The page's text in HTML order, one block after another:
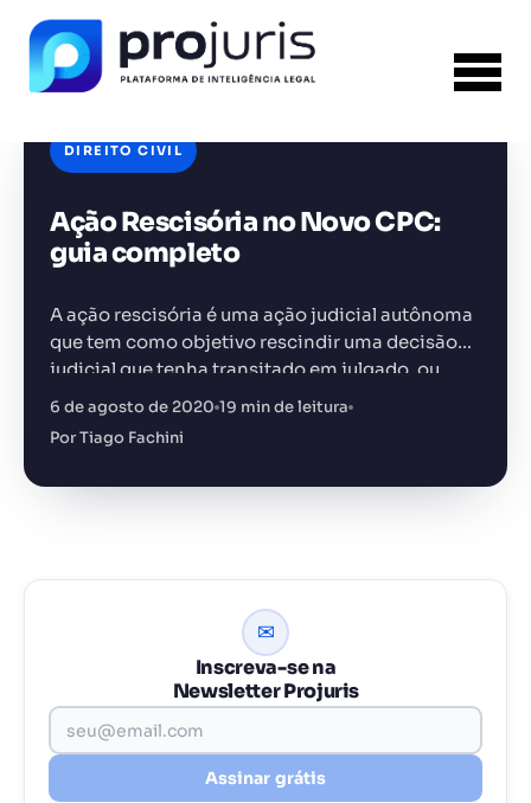
DIREITO CIVIL
Ação Rescisória no Novo CPC:
guia completo
A ação rescisória é uma ação judicial autônoma
que tem como objetivo rescindir uma decisão
judicial que tenha transitado em julgado, ou
seja, cuja lide já tenha sido encerrada a partir
6 de agosto de 2020 19 min de leitura
Por Tiago Fachini
✉
Inscreva-se na
Newsletter Projuris
Assinar grátis
FERRAMENTA RECOMENDADA PARA ESTE
CONTEÚDO
Análise de Riscos Contratuais
+14.000 juristas